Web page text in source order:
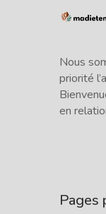
Nous
priorité
en
Pages